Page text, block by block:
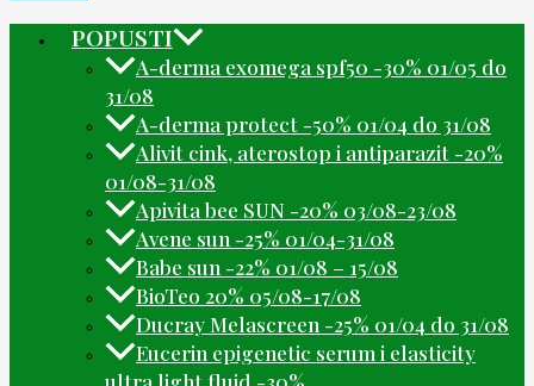
POPUSTI
A-derma exomega spf50 -30% 01/05 do
31/08
A-derma protect -50% 01/04 do 31/08
Alivit cink, aterostop i antiparazit -20%
01/08-31/08
Apivita bee SUN -20% 03/08-23/08
Avene sun -25% 01/04-31/08
Babe sun -22% 01/08 – 15/08
BioTeo 20% 05/08-17/08
Ducray Melascreen -25% 01/04 do 31/08
Eucerin epigenetic serum i elasticity